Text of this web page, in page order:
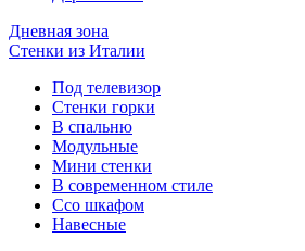
Дневная зона
Стенки из Италии
Под телевизор
Стенки горки
В спальню
Модульные
Мини стенки
В современном стиле
Ссо шкафом
Навесные